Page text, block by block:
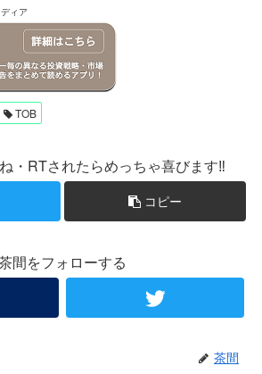
ィア
TOB
・RTされたらめっちゃ喜びます‼
コピー
間をフォローする
茶間